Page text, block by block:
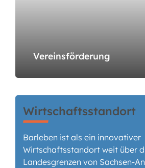
Vereinsförderung
Wirtschaftsstandort
Barleben ist als ein innovativer
Wirtschaftsstandort weit über
Landesgrenzen von Sachsen-